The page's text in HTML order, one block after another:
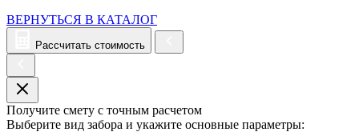
ВЕРНУТЬСЯ В КАТАЛОГ
Рассчитать стоимость
Получите смету с точным расчетом
Выберите вид забора и укажите основные параметры: